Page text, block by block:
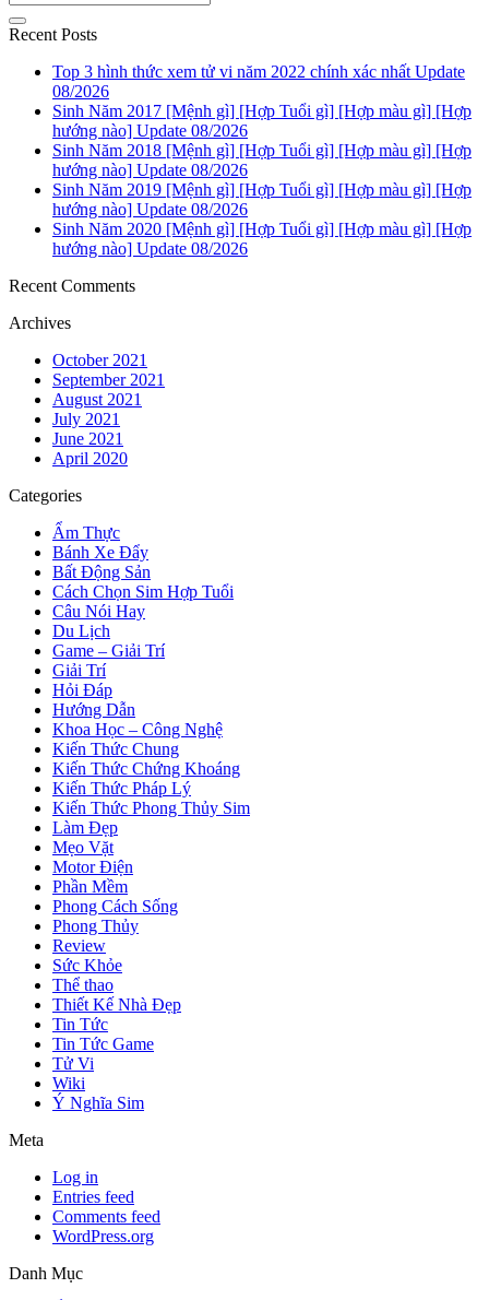
Recent Posts
Top 3 hình thức xem tử vi năm 2022 chính xác nhất Update
08/2026
Sinh Năm 2017 [Mệnh gì] [Hợp Tuổi gì] [Hợp màu gì] [Hợp
hướng nào] Update 08/2026
Sinh Năm 2018 [Mệnh gì] [Hợp Tuổi gì] [Hợp màu gì] [Hợp
hướng nào] Update 08/2026
Sinh Năm 2019 [Mệnh gì] [Hợp Tuổi gì] [Hợp màu gì] [Hợp
hướng nào] Update 08/2026
Sinh Năm 2020 [Mệnh gì] [Hợp Tuổi gì] [Hợp màu gì] [Hợp
hướng nào] Update 08/2026
Recent Comments
Archives
October 2021
September 2021
August 2021
July 2021
June 2021
April 2020
Categories
Ẩm Thực
Bánh Xe Đẩy
Bất Động Sản
Cách Chọn Sim Hợp Tuổi
Câu Nói Hay
Du Lịch
Game – Giải Trí
Giải Trí
Hỏi Đáp
Hướng Dẫn
Khoa Học – Công Nghệ
Kiến Thức Chung
Kiến Thức Chứng Khoáng
Kiến Thức Pháp Lý
Kiến Thức Phong Thủy Sim
Làm Đẹp
Mẹo Vặt
Motor Điện
Phần Mềm
Phong Cách Sống
Phong Thủy
Review
Sức Khỏe
Thể thao
Thiết Kế Nhà Đẹp
Tin Tức
Tin Tức Game
Tử Vi
Wiki
Ý Nghĩa Sim
Meta
Log in
Entries feed
Comments feed
WordPress.org
Danh Mục